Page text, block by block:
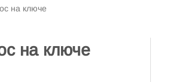
на ключе
на ключе